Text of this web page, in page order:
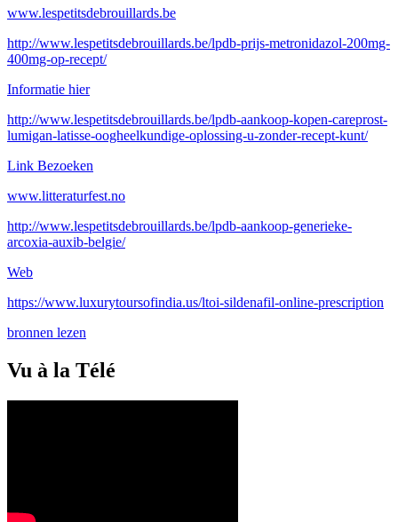
www.lespetitsdebrouillards.be
http://www.lespetitsdebrouillards.be/lpdb-prijs-metronidazol-200mg-
400mg-op-recept/
Informatie hier
http://www.lespetitsdebrouillards.be/lpdb-aankoop-kopen-careprost-
lumigan-latisse-oogheelkundige-oplossing-u-zonder-recept-kunt/
Link Bezoeken
www.litteraturfest.no
http://www.lespetitsdebrouillards.be/lpdb-aankoop-generieke-
arcoxia-auxib-belgie/
Web
https://www.luxurytoursofindia.us/ltoi-sildenafil-online-prescription
bronnen lezen
Vu à la Télé